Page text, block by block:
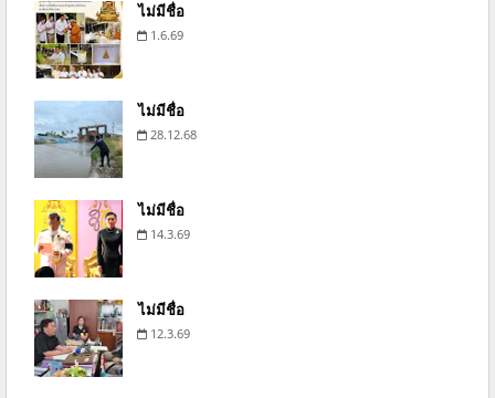
ไม่มีชื่อ
1.6.69
ไม่มีชื่อ
28.12.68
ไม่มีชื่อ
14.3.69
ไม่มีชื่อ
12.3.69